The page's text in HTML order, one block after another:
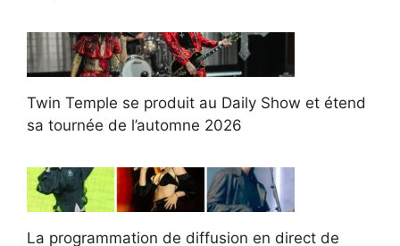
Twin Temple se produit au Daily Show et étend
sa tournée de l’automne 2026
La programmation de diffusion en direct de